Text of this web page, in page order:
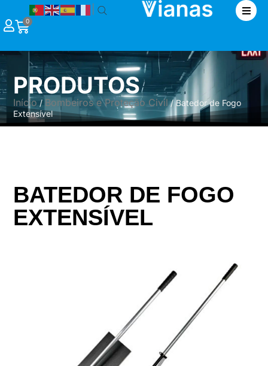
0
PRODUTOS
Início/ Bombeiros e Proteção Civil/ Batedor de Fogo
Extensível
BATEDOR DE FOGO
EXTENSÍVEL